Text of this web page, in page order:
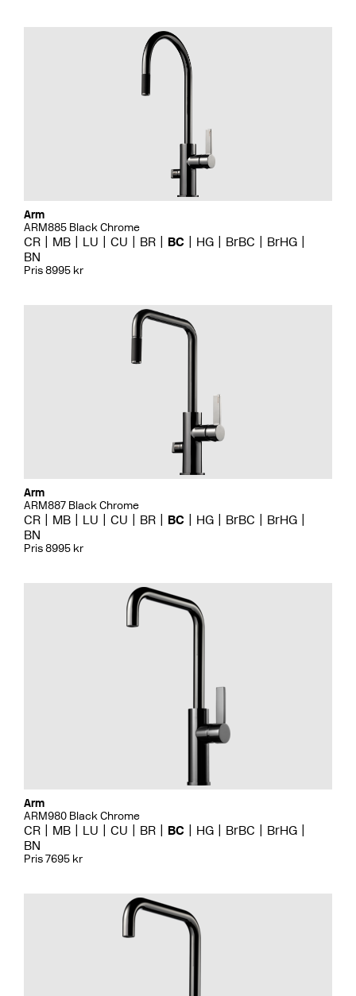
Arm
ARM885 Black Chrome
CR MB LU CU BR BC HG BrBC
BrHG
BN
Pris 8995 kr
Arm
ARM887 Black Chrome
CR MB LU CU BR BC HG BrBC
BrHG
BN
Pris 8995 kr
Arm
ARM980 Black Chrome
CR MB LU CU BR BC HG BrBC
BrHG
BN
Pris 7695 kr